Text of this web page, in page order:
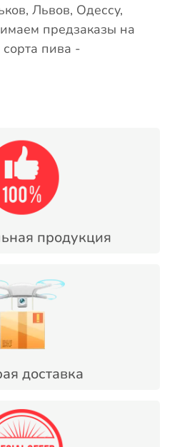
Львов, Одессу,
предзаказы на
пива -
продукция
доставка